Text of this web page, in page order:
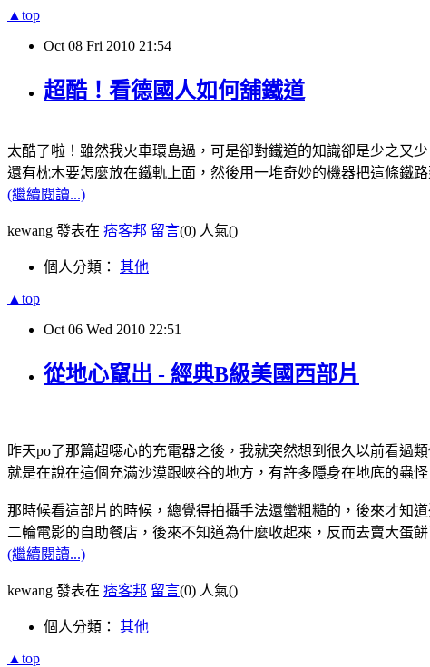
▲top
Oct 08 Fri 2010 21:54
超酷！看德國人如何舖鐵道
太酷了啦！雖然我火車環島過，可是卻對鐵道的知識卻是少之又
還有枕木要怎麼放在鐵軌上面，然後用一堆奇妙的機器把這條鐵
(繼續閱讀...)
kewang 發表在 痞客邦 留言(0) 人氣()
個人分類： 其他
▲top
Oct 06 Wed 2010 22:51
從地心竄出 - 經典B級美國西部片
昨天po了那篇超噁心的充電器之後，我就突然想到很久以前看過
就是在說在這個充滿沙漠跟峽谷的地方，有許多隱身在地底的蟲
那時候看這部片的時候，總覺得拍攝手法還蠻粗糙的，後來才知
二輪電影的自助餐店，後來不知道為什麼收起來，反而去賣大蛋
(繼續閱讀...)
kewang 發表在 痞客邦 留言(0) 人氣()
個人分類： 其他
▲top